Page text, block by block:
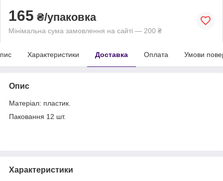
165 ₴/упаковка
Мінімальна сума замовлення на сайті — 200 ₴
Характеристики Доставка Оплата Умови
Опис
Матеріал: пластик.
Паковання 12 шт.
Характеристики